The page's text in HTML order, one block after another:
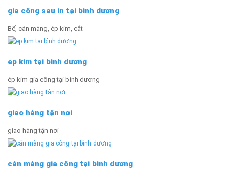
gia công sau in tại bình dương
Bế, cán màng, ép kim, cắt
ep kim tại bình dương
ép kim gia công tại bình dương
giao hàng tận nơi
giao hàng tận nơi
cán màng gia công tại bình dương